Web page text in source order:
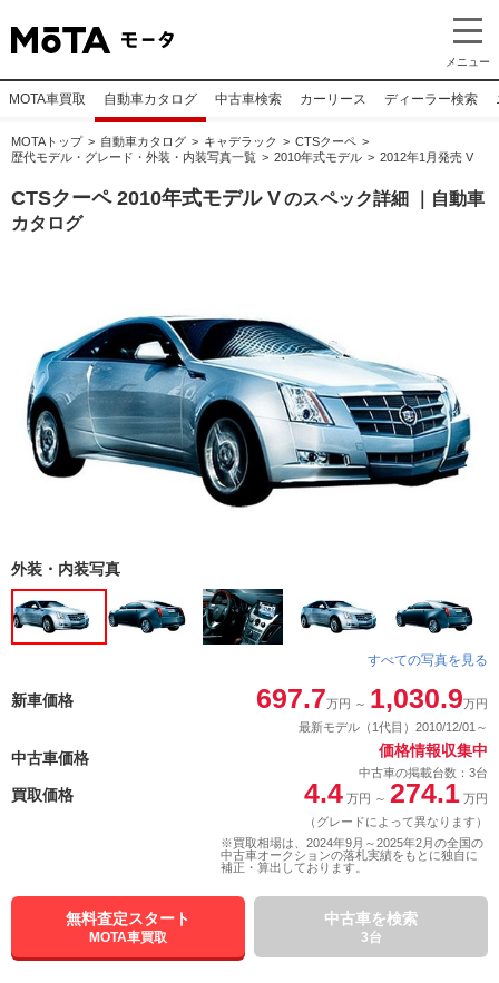
メニュー
MOTA車買取 自動車カタログ 中古車検索 カーリース ディーラー検索
MOTAトップ 自動車カタログ キャデラック
CTSクーペ
歴代モデル・グレード・外装・内装写真一覧
2010年式モデル 2012年1月発売 V
CTSクーペ 2010年式モデル Vのスペック詳細 ｜自動車
カタログ
外装・内装写真
すべての写真を見る
新車価格 697.7万円 ～ 1,030.9万円
最新モデル（1代目）2010/12/01～
中古車価格 価格情報収集中
中古車の掲載台数：3台
買取価格 4.4 万円 ～ 274.1 万円
（グレードによって異なります）
※買取相場は、2024年9月～2025年2月の全国の
中古車オークションの落札実績をもとに独自に
補正・算出しております。
無料査定スタート
MOTA車買取
中古車を検索
3台